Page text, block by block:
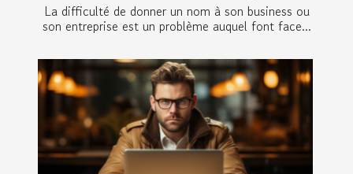
La difficulté de donner un nom à son business ou
son entreprise est un problème auquel font face...